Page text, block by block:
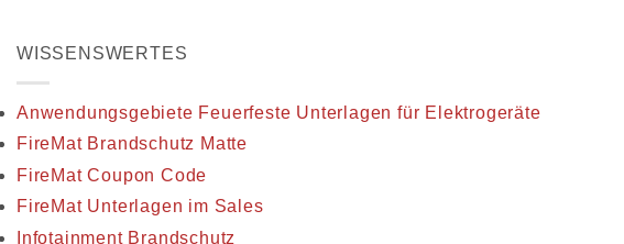
WISSENSWERTES
Anwendungsgebiete Feuerfeste Unterlagen für Elektrogeräte
FireMat Brandschutz Matte
FireMat Coupon Code
FireMat Unterlagen im Sales
Infotainment Brandschutz